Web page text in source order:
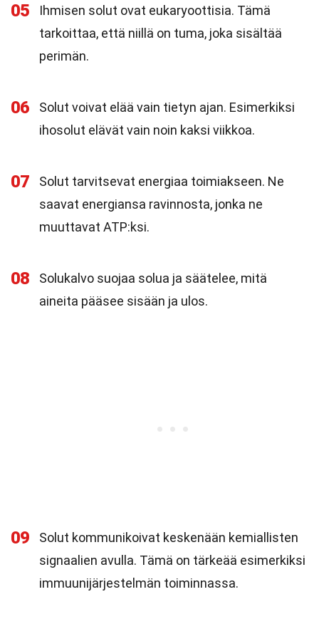
05
Ihmisen solut ovat eukaryoottisia. Tämä
tarkoittaa, että niillä on tuma, joka sisältää
perimän.
06
Solut voivat elää vain tietyn ajan. Esimerkiksi
ihosolut elävät vain noin kaksi viikkoa.
07
Solut tarvitsevat energiaa toimiakseen. Ne
saavat energiansa ravinnosta, jonka ne
muuttavat ATP:ksi.
08
Solukalvo suojaa solua ja säätelee, mitä
aineita pääsee sisään ja ulos.
09
Solut kommunikoivat keskenään kemiallisten
signaalien avulla. Tämä on tärkeää esimerkiksi
immuunijärjestelmän toiminnassa.